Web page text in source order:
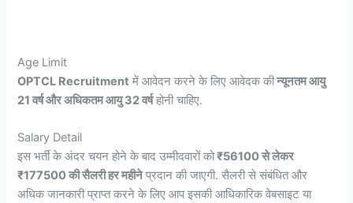
Age Limit
OPTCL Recruitment में आवेदन करने के लिए आवेदक कीन्यूनतम आयु
21 वर्ष और अधिकतम आयु 32 वर्षहोनी चाहिए.
Salary Detail
इस भर्ती के अंदर चयन होने के बाद उम्मीदवारों को₹56100 से लेकर
₹177500 की सैलरी हर महीनेप्रदान की जाएगी. सैलरी से संबंधित और
अधिक जानकारी प्राप्त करने के लिए आप इसकी आधिकारिक वेबसाइट या